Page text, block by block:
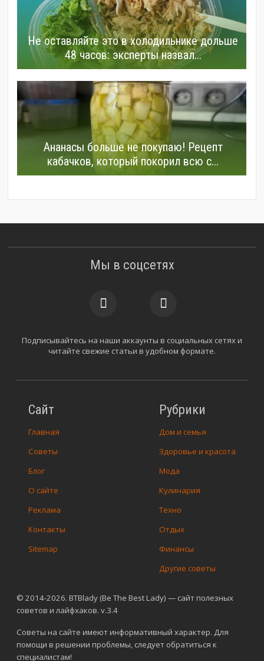
Не оставляйте это в холодильнике дольше
48 часов: эксперты назвал...
Ананасы больше не покупаю! Рецепт
кабачков, который покорил всю с...
© 2014-2026. BTBlady (Be The Best Lady) — сайт полезных
советов и лайфхаков. v.3.4
Советы на сайте имеют информативный характер. Для
помощи в решении проблемы, следует обратиться к
специалистам!
Сайт
Главная
Советы
Блог
О сайте
Реклама
Контакты
Sitemap
Рубрики
Дом и семья
Здоровье и красота
Мода
Кулинария
Техно
Отдых
Финансы
Другие советы
Мы в соцсетях
Подписывайтесь на наши аккаунты в социальных сетях и
читайте свежие статьи в удобном формате.